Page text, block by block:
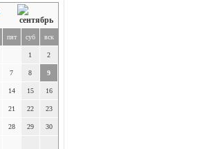
пят суб вск
1 2
7 8 9
14 15 16
21 22 23
28 29 30